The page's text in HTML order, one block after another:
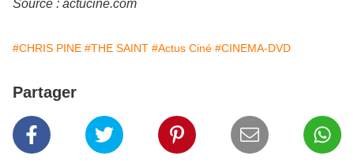
Source : actucine.com
#CHRIS PINE #THE SAINT #Actus Ciné #CINEMA-DVD
Partager